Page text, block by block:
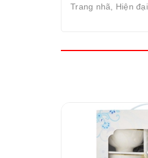
Trang nhã, Hiện đại